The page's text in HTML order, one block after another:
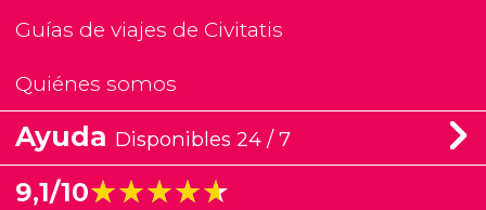
Guías de viajes de Civitatis
Quiénes somos
Ayuda Disponibles 24 / 7
9,1/10★★★★★
★★★★★